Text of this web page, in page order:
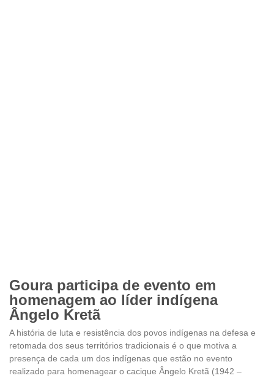
Goura participa de evento em
homenagem ao líder indígena
Ângelo Kretã
A história de luta e resistência dos povos indígenas na defesa e
retomada dos seus territórios tradicionais é o que motiva a
presença de cada um dos indígenas que estão no evento
realizado para homenagear o cacique Ângelo Kretã (1942 –